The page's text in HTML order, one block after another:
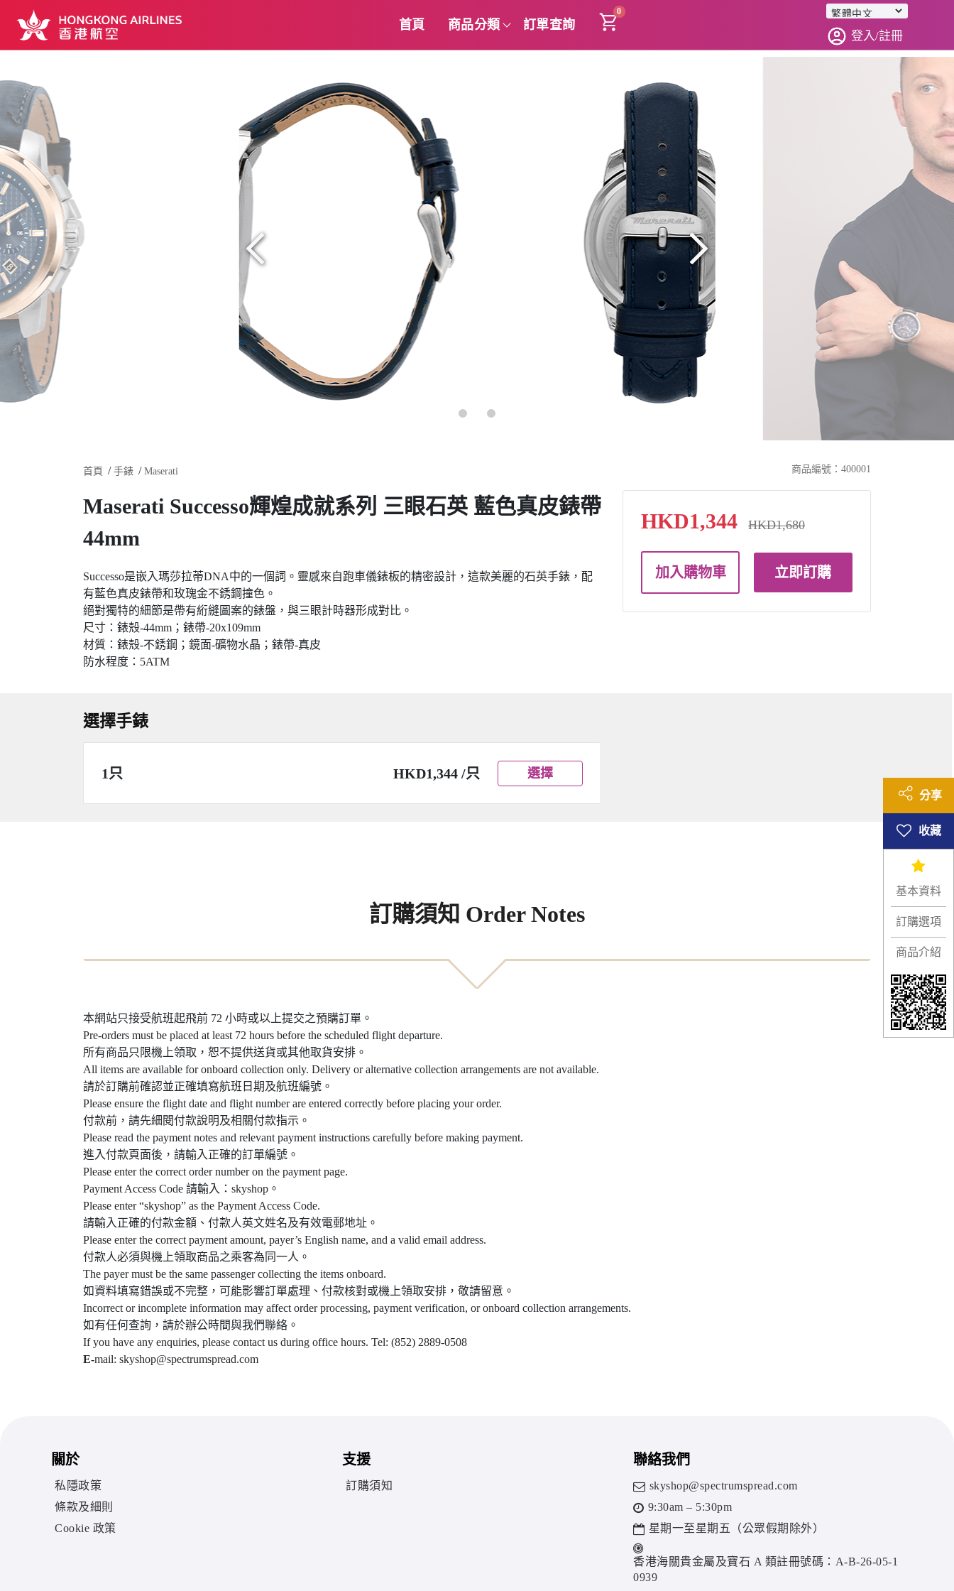
首頁 商品分類 訂單查詢
0
登入/註冊
分享
基本資料
訂購選項
商品介紹
首頁 手錶 Maserati 商品編號：400001
Maserati Successo輝煌成就系列 三眼石英 藍色真皮錶帶
44mm
Successo是嵌入瑪莎拉蒂DNA中的一個詞。靈感來自跑車儀錶板的精密設計，這款美麗的石英手錶，配
有藍色真皮錶帶和玫瑰金不銹鋼撞色。
絕對獨特的細節是帶有絎縫圖案的錶盤，與三眼計時器形成對比。
尺寸：錶殼-44mm；錶帶-20x109mm
材質：錶殼-不銹鋼；鏡面-礦物水晶；錶帶-真皮
防水程度：5ATM
選擇手錶
1只 HKD1,344 /只 選擇
HKD1,344 HKD1,680
加入購物車 立即訂購
訂購須知 Order Notes
本網站只接受航班起飛前 72 小時或以上提交之預購訂單。
Pre-orders must be placed at least 72 hours before the scheduled flight departure.
所有商品只限機上領取，恕不提供送貨或其他取貨安排。
All items are available for onboard collection only. Delivery or alternative collection arrangements are not available.
請於訂購前確認並正確填寫航班日期及航班編號。
Please ensure the flight date and flight number are entered correctly before placing your order.
付款前，請先細閱付款說明及相關付款指示。
Please read the payment notes and relevant payment instructions carefully before making payment.
進入付款頁面後，請輸入正確的訂單編號。
Please enter the correct order number on the payment page.
Payment Access Code 請輸入：skyshop。
Please enter “skyshop” as the Payment Access Code.
請輸入正確的付款金額、付款人英文姓名及有效電郵地址。
Please enter the correct payment amount, payer’s English name, and a valid email address.
付款人必須與機上領取商品之乘客為同一人。
The payer must be the same passenger collecting the items onboard.
如資料填寫錯誤或不完整，可能影響訂單處理、付款核對或機上領取安排，敬請留意。
Incorrect or incomplete information may affect order processing, payment verification, or onboard collection arrangements.
如有任何查詢，請於辦公時間與我們聯絡。
If you have any enquiries, please contact us during office hours. Tel: (852) 2889-0508
E-mail: skyshop@spectrumspread.com
關於
私隱政策
條款及細則
Cookie 政策
支援
訂購須知
聯絡我們
skyshop@spectrumspread.com
9:30am – 5:30pm
星期一至星期五（公眾假期除外）
香港海關貴金屬及寶石 A 類註冊號碼：A-B-26-05-1
0939